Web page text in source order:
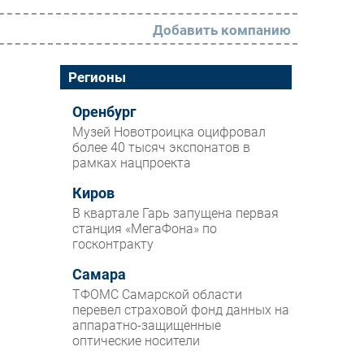
РАЗДЕЛЫ
Новости
Аналитика
Интервью
Мероприятия
Проекты
IT класс
Тестовый стенд
Каталог компаний
Добавить компанию
Регионы
Оренбург
Музей Новотроицка оцифровал
более 40 тысяч экспонатов в
рамках нацпроекта
Киров
В квартале Гарь запущена первая
станция «МегаФона» по
госконтракту
Самара
ТФОМС Самарской области
перевел страховой фонд данных на
аппаратно-защищенные
оптические носители